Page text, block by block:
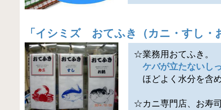
「 イシミズ おてふき（カニ・すし・
☆業務用おてふき。
ケバが立たないし
ほどよく水分を含
☆カニ専門店、お寿